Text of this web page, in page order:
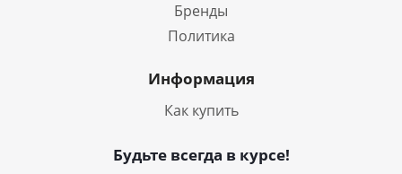
Бренды
Политика
Информация
Как купить
Будьте всегда в курсе!